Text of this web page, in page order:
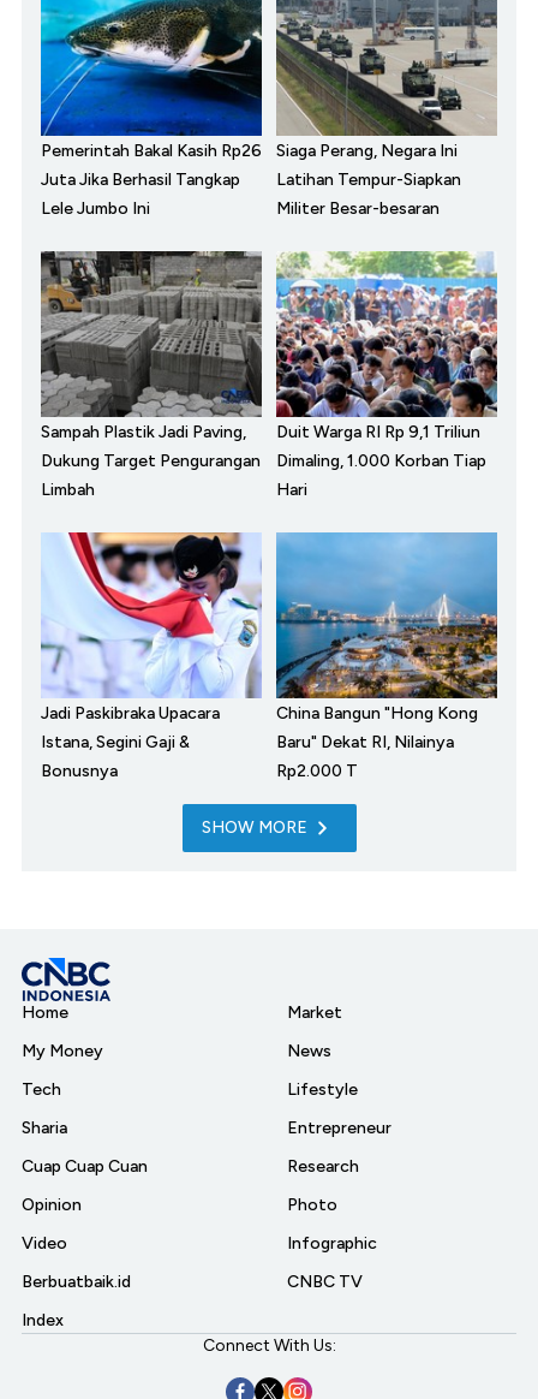
Pemerintah Bakal Kasih Rp26
Juta Jika Berhasil Tangkap
Lele Jumbo Ini
Siaga Perang, Negara Ini
Latihan Tempur-Siapkan
Militer Besar-besaran
Sampah Plastik Jadi Paving,
Dukung Target Pengurangan
Limbah
Duit Warga RI Rp 9,1 Triliun
Dimaling, 1.000 Korban Tiap
Hari
Jadi Paskibraka Upacara
Istana, Segini Gaji &
Bonusnya
China Bangun "Hong Kong
Baru" Dekat RI, Nilainya
Rp2.000 T
SHOW MORE
Home
My Money
Tech
Sharia
Cuap Cuap Cuan
Opinion
Video
Berbuatbaik.id
Index
Market
News
Lifestyle
Entrepreneur
Research
Photo
Infographic
CNBC TV
Connect With Us: